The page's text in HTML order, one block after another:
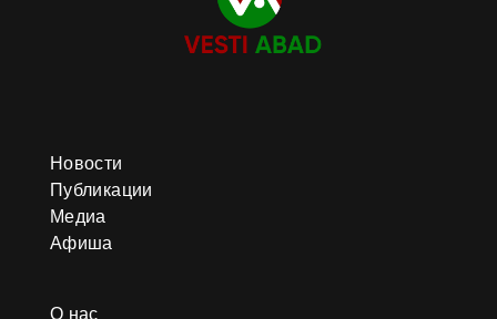
Новости
Публикации
Медиа
Афиша
О нас